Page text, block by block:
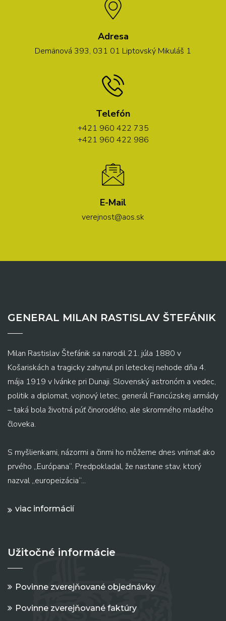
Adresa
Demänová 393, 031 01 Liptovský Mikuláš 1
Telefón
+421 960 422 735
+421 960 422 986
E-Mail
verejnost@aos.sk
GENERAL MILAN RASTISLAV ŠTEFÁNIK
Milan Rastislav Štefánik sa narodil 21. júla 1880 v
Košariskách a tragicky zahynul pri leteckej nehode dňa 4.
mája 1919 v Ivánke pri Dunaji. Slovenský astronóm a vedec,
politik a diplomat, vojnový letec, generál Francúzskej armády
– taká bola životná púť činorodého, ale skromného mladého
človeka.
S myšlienkami, názormi a činmi ho môžeme dnes vnímať ako
prvého „Európana“. Predpokladal, že nastane stav, ktorý
nazval „europeizácia“...
viac informácií
Užitočné informácie
Povinne zverejňované objednávky
Povinne zverejňované faktúry